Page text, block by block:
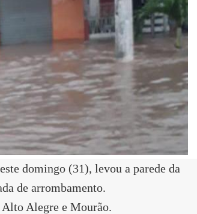
domingo (31), levou a parede da
de arrombamento.
Alto Alegre e Mourão.